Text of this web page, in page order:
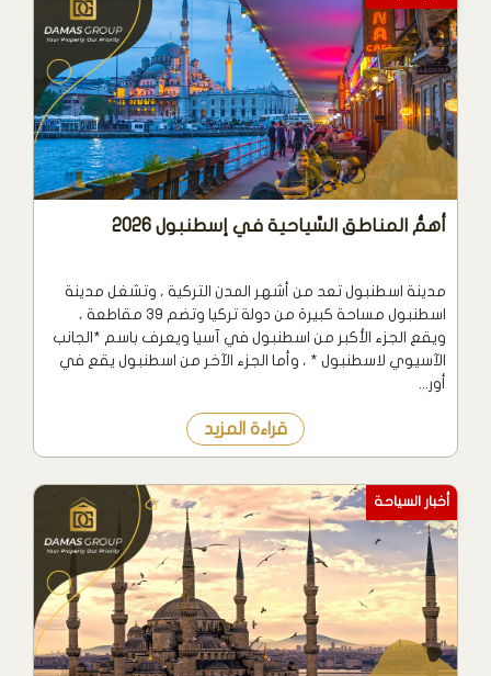
أهمُّ المناطق السِّياحية في إسطنبول 2026
مدينة اسطنبول تعد من أشهر المدن التركية ، وتشغل مدينة
اسطنبول مساحة كبيرة من دولة تركيا وتضم 39 مقاطعة ،
ويقع الجزء الأكبر من اسطنبول في آسيا ويعرف باسم *الجانب
الآسيوي لاسطنبول * ، وأما الجزء الآخر من اسطنبول يقع في
أور...
قراءة المزيد
أخبار السياحة